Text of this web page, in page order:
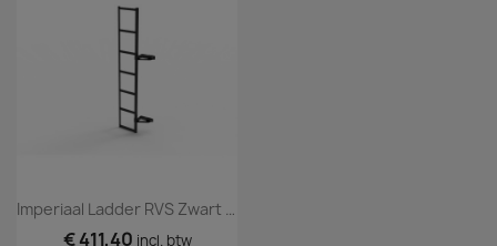
Imperiaal Ladder RVS Zwart Movano 2010 Tm 2020
€ 411,40 incl. btw